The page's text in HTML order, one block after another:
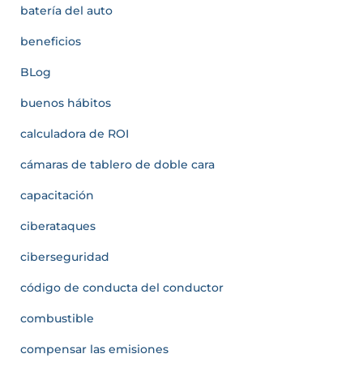
batería del auto
beneficios
BLog
buenos hábitos
calculadora de ROI
cámaras de tablero de doble cara
capacitación
ciberataques
ciberseguridad
código de conducta del conductor
combustible
compensar las emisiones